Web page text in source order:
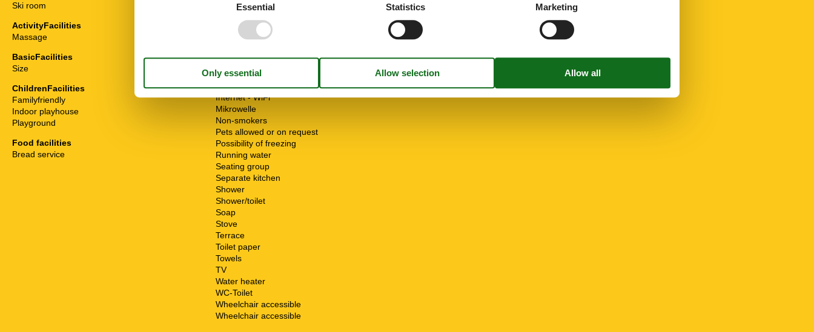
Ski room
ActivityFacilities
Massage
BasicFacilities
Size
ChildrenFacilities
Familyfriendly
Indoor playhouse
Playground
Food facilities
Bread service
Combined living/bedroom
Dishwasher
Double bed
Heater
High chair
Internet - WiFi
Mikrowelle
Non-smokers
Pets allowed or on request
Possibility of freezing
Running water
Seating group
Separate kitchen
Shower
Shower/toilet
Soap
Stove
Terrace
Toilet paper
Towels
TV
Water heater
WC-Toilet
Wheelchair accessible
Wheelchair accessible
Essential Statistics Marketing